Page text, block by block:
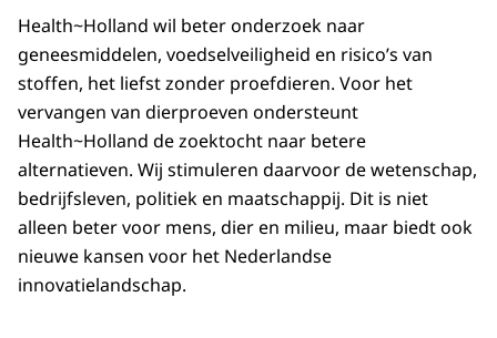
Health~Holland wil beter onderzoek naar
geneesmiddelen, voedselveiligheid en risico’s van
stoffen, het liefst zonder proefdieren. Voor het
vervangen van dierproeven ondersteunt
Health~Holland de zoektocht naar betere
alternatieven. Wij stimuleren daarvoor de wetenschap,
bedrijfsleven, politiek en maatschappij. Dit is niet
alleen beter voor mens, dier en milieu, maar biedt ook
nieuwe kansen voor het Nederlandse
innovatielandschap.